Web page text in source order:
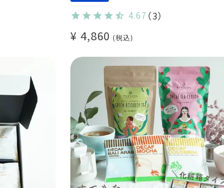
4.67 （3）
¥ 4,860 税込